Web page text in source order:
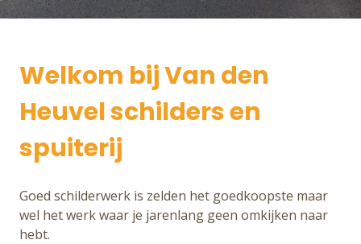
Welkom bij Van den
Heuvel schilders en
spuiterij
Goed schilderwerk is zelden het goedkoopste maar
wel het werk waar je jarenlang geen omkijken naar
hebt.